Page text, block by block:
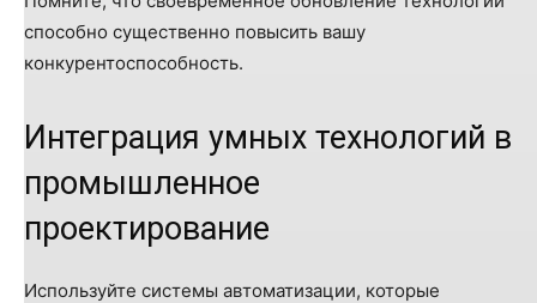
способно существенно повысить вашу
конкурентоспособность.
Интеграция умных технологий в
промышленное
проектирование
Используйте системы автоматизации, которые